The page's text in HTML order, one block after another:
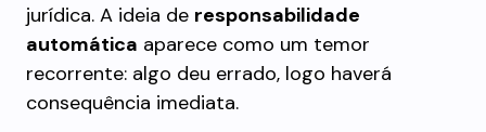
jurídica. A ideia de responsabilidade
automática aparece como um temor
recorrente: algo deu errado, logo haverá
consequência imediata.